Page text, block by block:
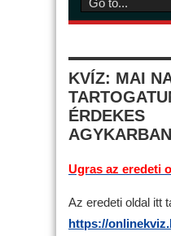
KVÍZ: MAI
ÉRDEKES
Ugras az eredeti
Az eredeti oldal itt
https://